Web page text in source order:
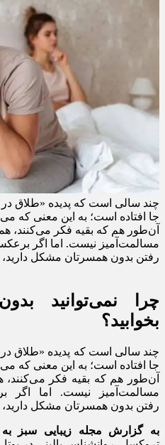
چند سالی است که پدیده «طلاق
جا افتاده است؛ به این معنی که
آن‌طور هم که بقیه فکر
مسالمت‌آمیز نیست. اما اگر
رفتن بدون همسرتان مشکل
چرا نمی‌توانید
بخوابید؟
چند سالی است که پدیده «طلاق
جا افتاده است؛ به این معنی که
آن‌طور هم که بقیه فکر
مسالمت‌آمیز نیست. اما
رفتن بدون همسرتان مشکل
به گزارش مجله زیبایی سبز به